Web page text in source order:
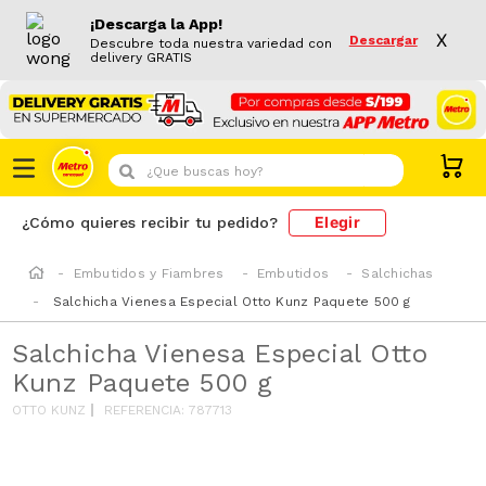
¡Descarga la App!
Descubre toda nuestra variedad con
delivery GRATIS
Descargar X
¿Que buscas hoy?
¿Cómo quieres recibir tu pedido? Elegir
Embutidos y Fiambres Embutidos
Salchichas
Salchicha Vienesa Especial Otto Kunz Paquete 500 g
Salchicha Vienesa Especial Otto
Kunz Paquete 500 g
OTTO KUNZ REFERENCIA:787713